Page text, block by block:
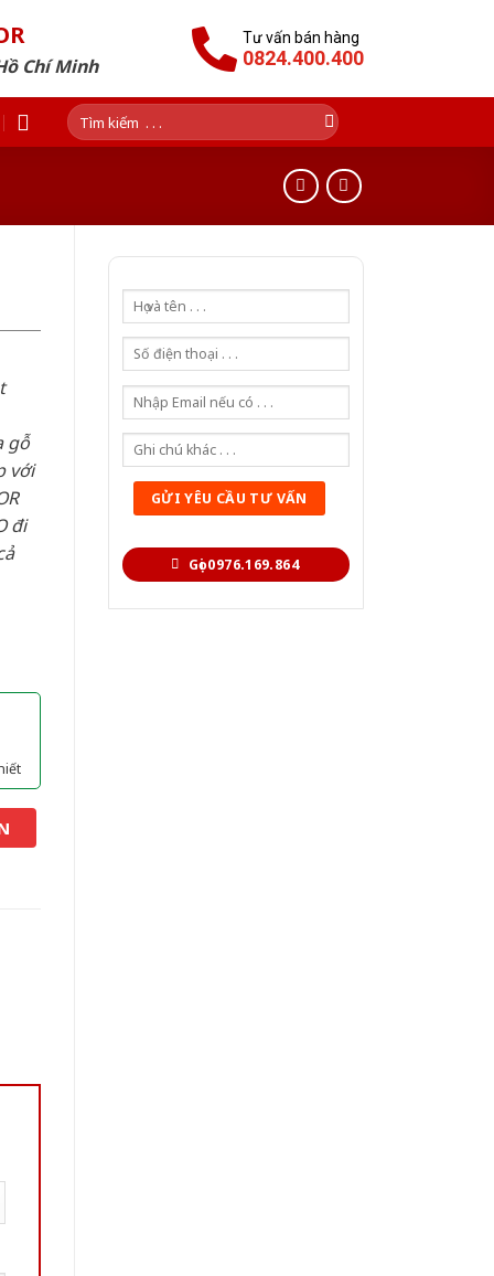
Chí Minh
Tư vấn bán hàng
0824.400.400
Tìm
kiếm:
Gọi 0976.169.864
gỗ
với
đi